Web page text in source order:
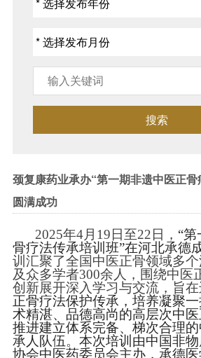
搜索
颈复康药业承办“第一期非遗中医正
圆满成功
2025年4月 19 日至22 日， “
骨疗法传承培训班”在河北承德
训 汇聚了全国中医正骨领域多
及众多学者300余人 ，围绕中医
创新展开深入学习与交流， 旨在
正骨疗法保护传承，培养凝聚
术精湛、品德高尚的高层次中医
推进建立体系完备、梯次合理
承人队伍。 本次培训由中国非
协会中医药委员会主办，承德